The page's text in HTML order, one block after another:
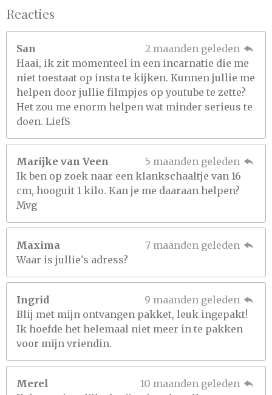
Reacties
San
2 maanden geleden
Haai, ik zit momenteel in een incarnatie die me
niet toestaat op insta te kijken. Kunnen jullie me
helpen door jullie filmpjes op youtube te zette?
Het zou me enorm helpen wat minder serieus te
doen. LiefS
Marijke van Veen
5 maanden geleden
Ik ben op zoek naar een klankschaaltje van 16
cm, hooguit 1 kilo. Kan je me daaraan helpen?
Mvg
Maxima
7 maanden geleden
Waar is jullie's adress?
Ingrid
9 maanden geleden
Blij met mijn ontvangen pakket, leuk ingepakt!
Ik hoefde het helemaal niet meer in te pakken
voor mijn vriendin.
Merel
10 maanden geleden